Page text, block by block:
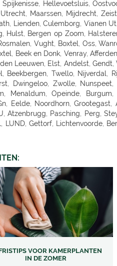
VOOR KAMERPLANTEN
IN DE ZOMER